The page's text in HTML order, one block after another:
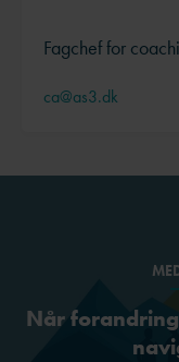
Fagchef for
ca@as3.dk
Når